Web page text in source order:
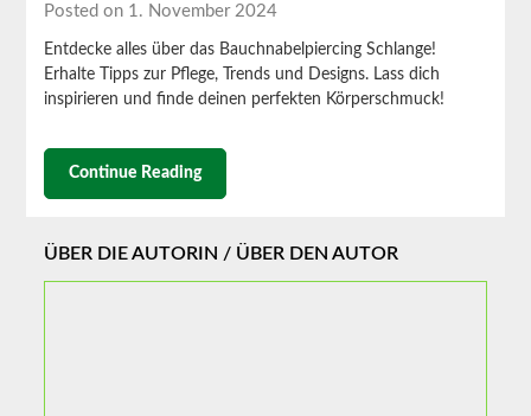
Posted on 1. November 2024
Entdecke alles über das Bauchnabelpiercing Schlange!
Erhalte Tipps zur Pflege, Trends und Designs. Lass dich
inspirieren und finde deinen perfekten Körperschmuck!
Continue Reading
ÜBER DIE AUTORIN / ÜBER DEN AUTOR